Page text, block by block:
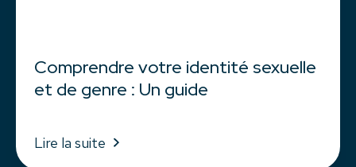
Comprendre votre identité sexuelle
et de genre : Un guide
Lire la suite